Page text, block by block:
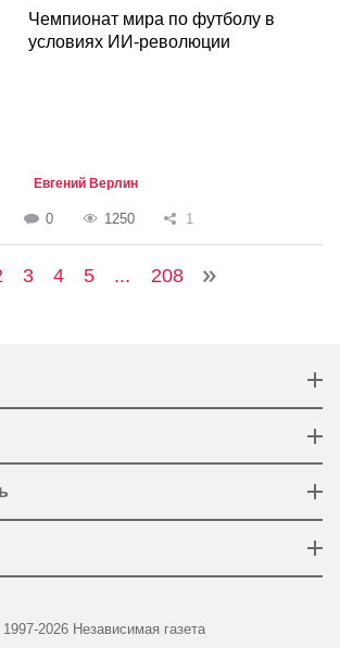
Чемпионат мира по футболу в
условиях ИИ-революции
Евгений Верлин
0 1250 1
3 4 5 ... 208
2026 Независимая газета